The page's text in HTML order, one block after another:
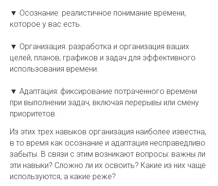
▼ Осознание: реалистичное понимание времени,
которое у вас есть.
▼ Организация: разработка и организация ваших
целей, планов, графиков и задач для эффективного
использования времени.
▼ Адаптация: фиксирование потраченного времени
при выполнении задач, включая перерывы или смену
приоритетов.
Из этих трех навыков организация наиболее известна,
в то время как осознание и адаптация несправедливо
забыты. В связи с этим возникают вопросы: важны ли
эти навыки? Сложно ли их освоить? Какие из них чаще
используются, а какие реже?